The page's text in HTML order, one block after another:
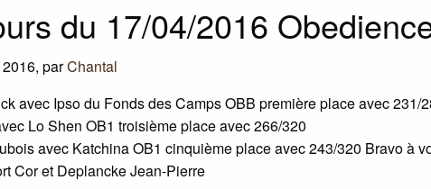
du 17/04/2016
, parChantal
avec Ipso du Fonds des CampsOBB première place avec 231/
Lo Shen OB1 troisième place avec 266/320
avec KatchinaOB1 cinquième place avec 243/320 Bravo à
Cor et Deplancke Jean-Pierre